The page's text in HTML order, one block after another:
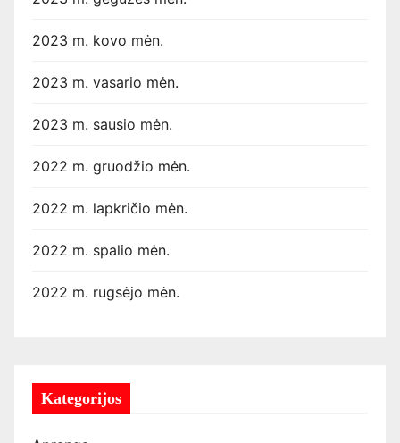
2023 m. kovo mėn.
2023 m. vasario mėn.
2023 m. sausio mėn.
2022 m. gruodžio mėn.
2022 m. lapkričio mėn.
2022 m. spalio mėn.
2022 m. rugsėjo mėn.
Kategorijos